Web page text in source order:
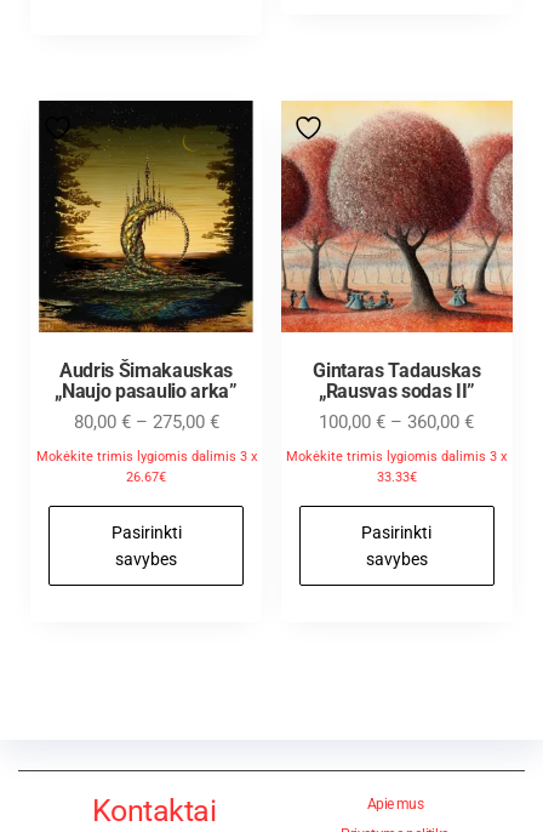
Audris Šimakauskas
„Naujo pasaulio arka”
80,00 € – 275,00 €
Mokėkite trimis lygiomis dalimis 3 x
26.67€
Pasirinkti
savybes
Gintaras Tadauskas
„Rausvas sodas II”
100,00€ – 360,00€
Mokėkite trimis lygiomis dalimis 3 x
33.33€
Pasirinkti
savybes
Kontaktai
Apie mus